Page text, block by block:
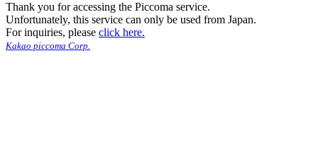
Thank you for accessing the Piccoma service.
Unfortunately, this service can only be used from Japan.
For inquiries, please click here.
Kakao piccoma Corp.